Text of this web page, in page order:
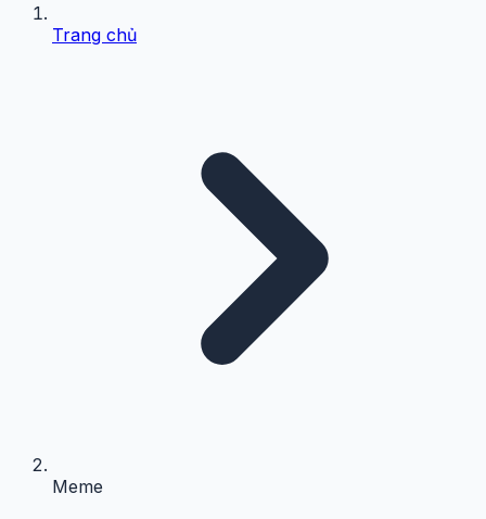
Trang chủ
Meme